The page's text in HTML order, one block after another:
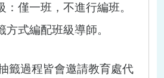
：僅一班，不進行編班。
方式編配班級導師。
籤過程皆會邀請教育處代